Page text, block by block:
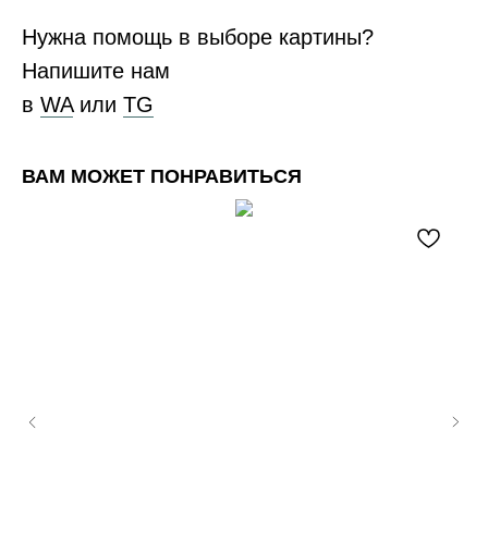
Нужна помощь в выборе картины?
Напишите нам
в WAили ТG
ВАМ МОЖЕТ ПОНРАВИТЬСЯ